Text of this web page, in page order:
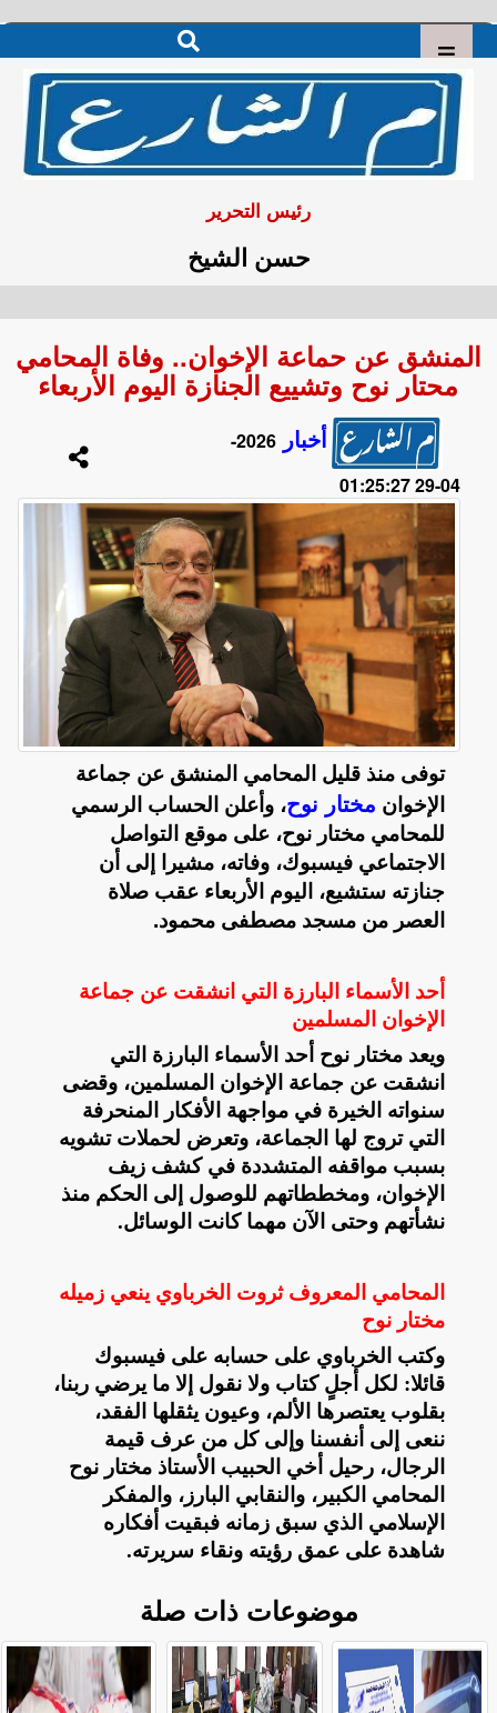
رئيس التحرير
حسن الشيخ
المنشق عن حماعة الإخوان.. وفاة المحامي
محتار نوح وتشييع الجنازة اليوم الأربعاء
أخبار
2026-
04-29 01:25:27
توفى منذ قليل المحامي المنشق عن جماعة
الإخوان مختار نوح، وأعلن الحساب الرسمي
للمحامي مختار نوح، على موقع التواصل
الاجتماعي فيسبوك، وفاته، مشيرا إلى أن
جنازته ستشيع، اليوم الأربعاء عقب صلاة
العصر من مسجد مصطفى محمود.
أحد الأسماء البارزة التي انشقت عن جماعة
الإخوان المسلمين
ويعد مختار نوح أحد الأسماء البارزة التي
انشقت عن جماعة الإخوان المسلمين، وقضى
سنواته الخيرة في مواجهة الأفكار المنحرفة
التي تروج لها الجماعة، وتعرض لحملات تشويه
بسبب مواقفه المتشددة في كشف زيف
الإخوان، ومخططاتهم للوصول إلى الحكم منذ
نشأتهم وحتى الآن مهما كانت الوسائل.
المحامي المعروف ثروت الخرباوي ينعي زميله
مختار نوح
وكتب الخرباوي على حسابه على فيسبوك
قائلا: لكل أجلٍ كتاب ولا نقول إلا ما يرضي ربنا،
بقلوب يعتصرها الألم، وعيون يثقلها الفقد،
ننعى إلى أنفسنا وإلى كل من عرف قيمة
الرجال، رحيل أخي الحبيب الأستاذ مختار نوح
المحامي الكبير، والنقابي البارز، والمفكر
الإسلامي الذي سبق زمانه فبقيت أفكاره
شاهدة على عمق رؤيته ونقاء سريرته.
موضوعات ذات صلة